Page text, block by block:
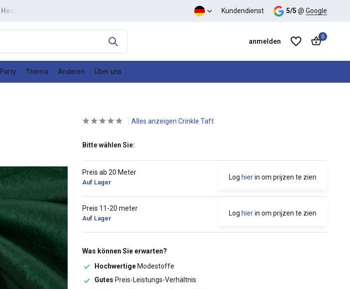
Hochwertige Preis-Leistungs-Verhältnis Kundendienst 5/5 @ Google
anmelden
0
Party Thema Anderen Über uns
Alles anzeigen Crinkle Taft
Bitte wählen Sie:
Preis ab 20 Meter
Auf Lager
Log hierin om prijzen te zien
Preis 11-20 meter
Auf Lager
Log hierin om prijzen te zien
Was können Sie erwarten?
HochwertigeModestoffe
Gutes Preis-Leistungs-Verhältnis